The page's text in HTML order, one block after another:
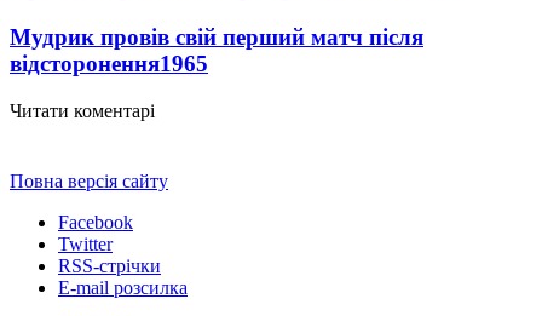
Мудрик провів свій перший матч після
відсторонення1965
Читати коментарі
Повна версія сайту
Facebook
Twitter
RSS-стрічки
E-mail розсилка